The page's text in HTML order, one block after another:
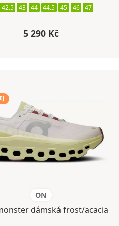
42.5 43 44 44.5 45 46 47
5 290 Kč
ON
dámská frost/acacia